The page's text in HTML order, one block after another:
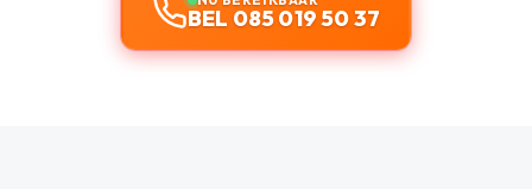
BEL 085 019 50 37